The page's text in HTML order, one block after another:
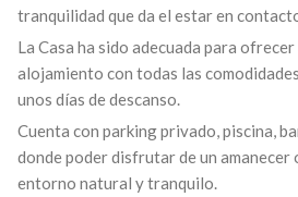
tranquilidad que da el estar en
La Casa ha sido adecuada para
alojamiento con todas las
unos días de descanso.
Cuenta con parking privado, piscina,
donde poder disfrutar de un amanecer
entorno natural y tranquilo.